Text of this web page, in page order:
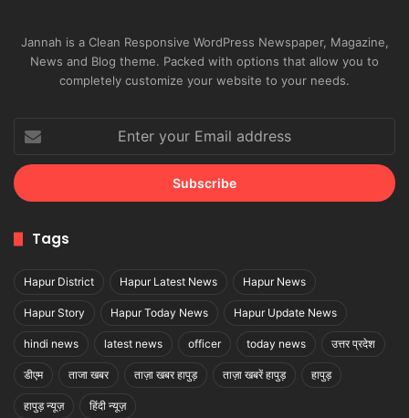
Jannah is a Clean Responsive WordPress Newspaper, Magazine,
News and Blog theme. Packed with options that allow you to
completely customize your website to your needs.
your
Email
address
Tags
Hapur District Hapur Latest News Hapur News
Hapur Story Hapur Today News Hapur Update News
hindi news latest news officer today news उत्तर प्रदेश
डीएम ताजा खबर ताज़ा खबर हापुड़ ताज़ा खबरें हापुड़ हापुड़
हापुड़ न्यूज़ हिंदी न्यूज़